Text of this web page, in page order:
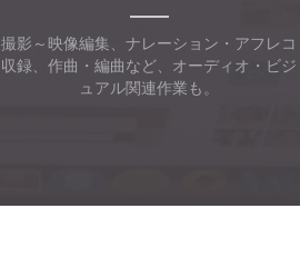
撮影～映像編集、ナレーション・アフレコ
収録、作曲・編曲など、オーディオ・ビジ
ュアル関連作業も。